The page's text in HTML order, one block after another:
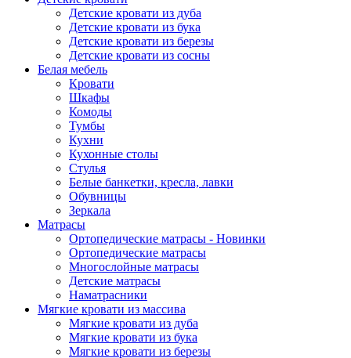
Детские кровати из дуба
Детские кровати из бука
Детские кровати из березы
Детские кровати из сосны
Белая мебель
Кровати
Шкафы
Комоды
Тумбы
Кухни
Кухонные столы
Стулья
Белые банкетки, кресла, лавки
Обувницы
Зеркала
Матрасы
Ортопедические матрасы - Новинки
Ортопедические матрасы
Многослойные матрасы
Детские матрасы
Наматрасники
Мягкие кровати из массива
Мягкие кровати из дуба
Мягкие кровати из бука
Мягкие кровати из березы